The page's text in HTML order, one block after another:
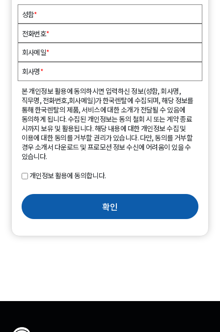
성함*
전화번호*
회사메일*
회사명*
본 개인정보 활용에 동의하시면 입력하신 정보(성함, 회사명,
직무명, 전화번호,회사메일)가 한국렌탈에 수집되며, 해당 정보를
통해 한국렌탈의 제품, 서비스에 대한 소개가 전달될 수 있음에
동의하게 됩니다. 수집된 개인정보는 동의 철회 시 또는 계약 종료
시까지 보유 및 활용됩니다. 해당 내용에 대한 개인정보 수집 및
이용에 대한 동의를 거부할 권리가 있습니다. 다만, 동의를 거부할
경우 소개서 다운로드 및 프로모션 정보 수신에 어려움이 있을 수
있습니다.
개인정보 활용에 동의합니다.
확인